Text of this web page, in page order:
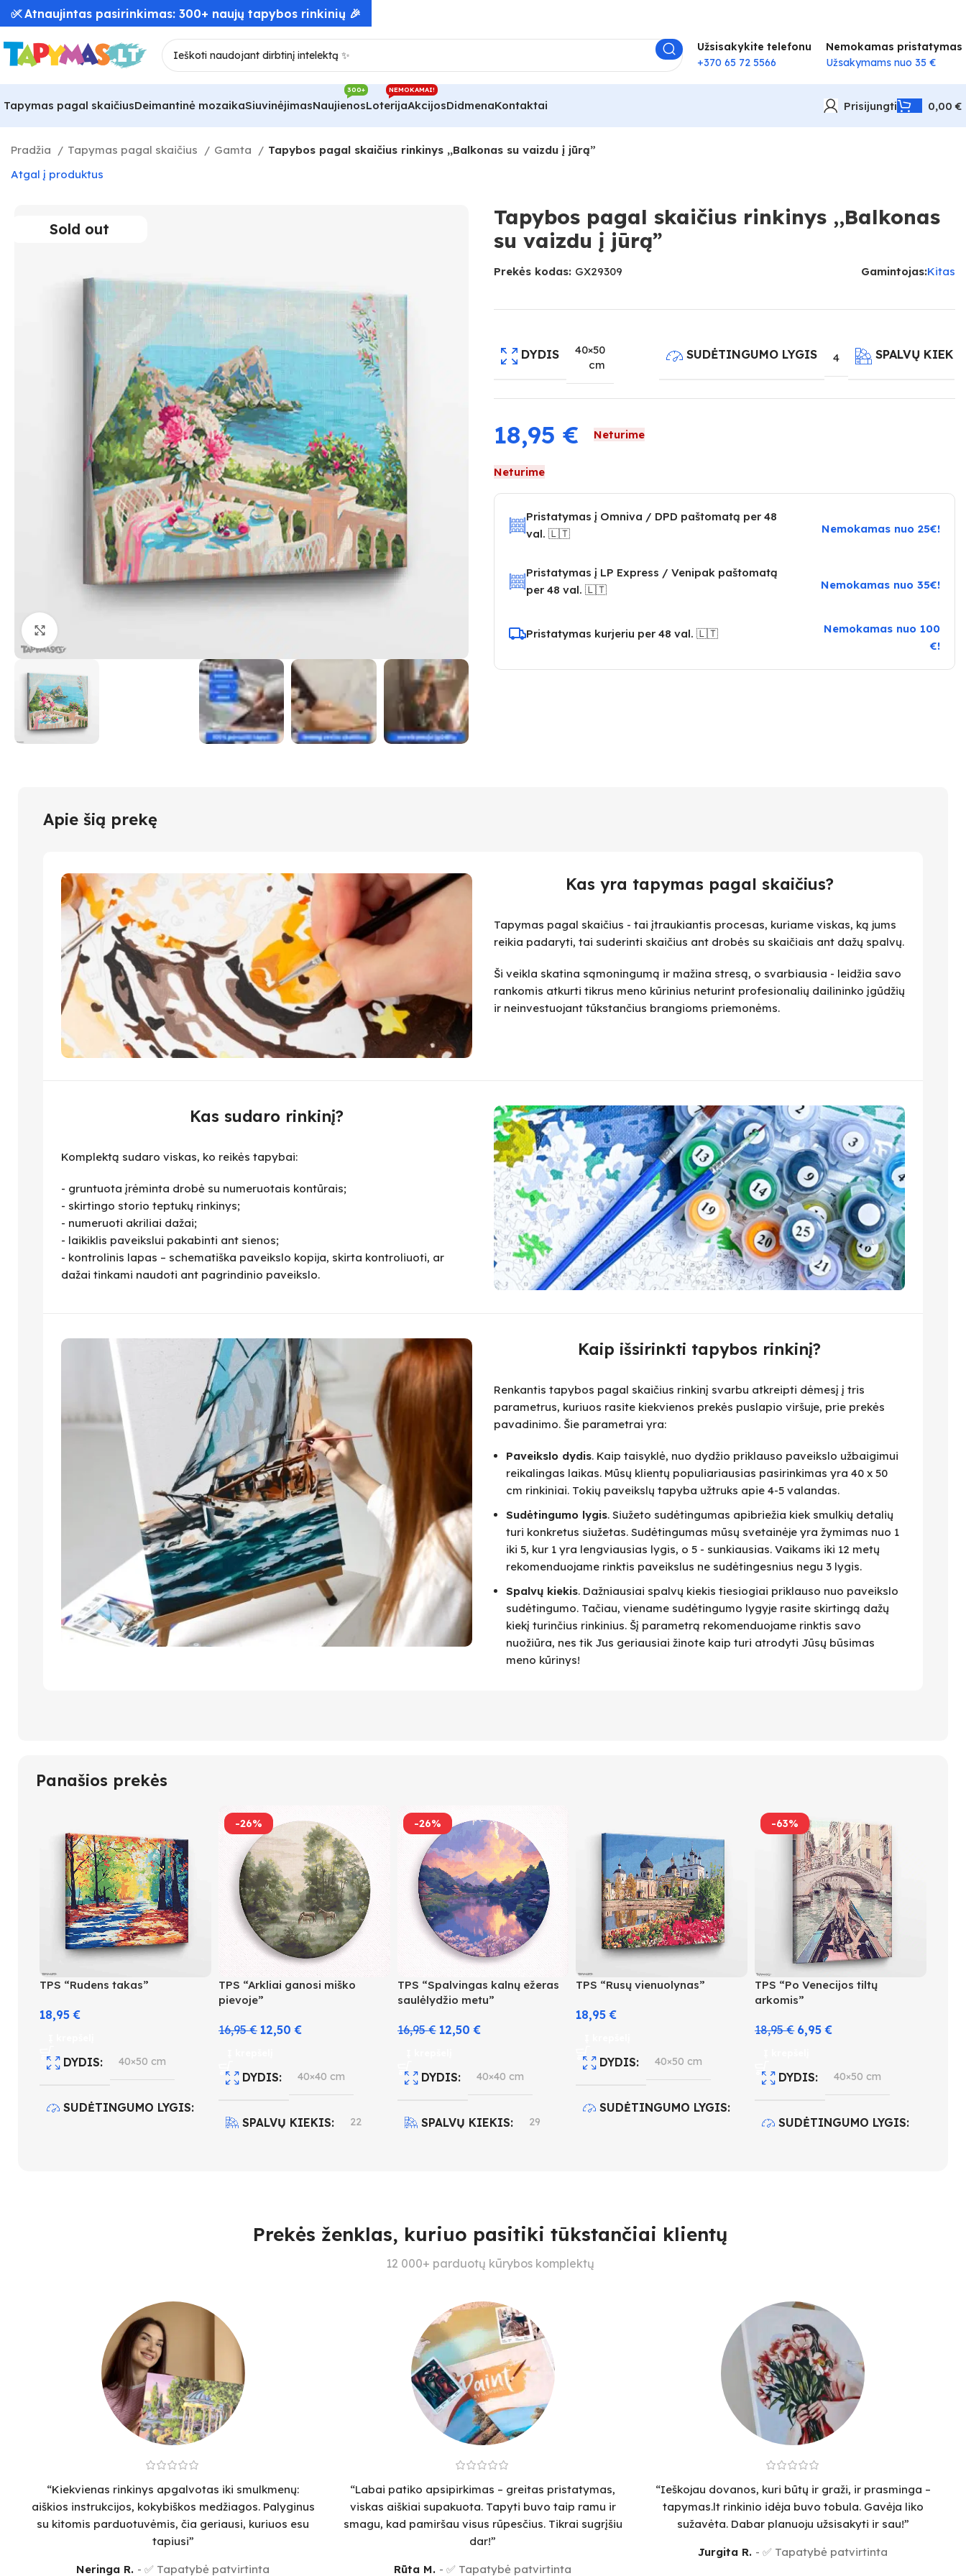
Užsisakykite telefonu
+370 65 72 5566
Nemokamas pristatymas
Užsakymams nuo 35 €
Tapymas pagal skaičiusDeimantinė mozaikaSiuvinėjimasNaujienos
300+
Loterija
NEMOKAMAI!
AkcijosDidmenaKontaktai Prisijungti 0,00€
Pradžia Tapymas pagal skaičius Gamta
Tapybos pagal skaičius rinkinys ,,Balkonas su vaizdu į jūrą”
Atgal į produktus
Sold out
Tapybos pagal skaičius rinkinys ,,Balkonas
su vaizdu į jūrą”
Prekės kodas: GX29309 Gamintojas:Kitas
DYDIS
40×50
cm
SUDĖTINGUMO LYGIS 4 SPALVŲ KIEKIS
18,95 € Neturime
Neturime
Pristatymas į Omniva / DPD paštomatą per 48
val. 🇱🇹
Nemokamas nuo 25€!
Pristatymas į LP Express / Venipak paštomatą
per 48 val. 🇱🇹
Nemokamas nuo 35€!
Pristatymas kurjeriu per 48 val. 🇱🇹
Nemokamas nuo 100
€!
Apie šią prekę
Kas yra tapymas pagal skaičius?
Tapymas pagal skaičius - tai įtraukiantis procesas, kuriame viskas, ką jums
reikia padaryti, tai suderinti skaičius ant drobės su skaičiais ant dažų spalvų.
Ši veikla skatina sąmoningumą ir mažina stresą, o svarbiausia - leidžia savo
rankomis atkurti tikrus meno kūrinius neturint profesionalių dailininko įgūdžių
ir neinvestuojant tūkstančius brangioms priemonėms.
Kas sudaro rinkinį?
Komplektą sudaro viskas, ko reikės tapybai:
- gruntuota įrėminta drobė su numeruotais kontūrais;
- skirtingo storio teptukų rinkinys;
- numeruoti akriliai dažai;
- laikiklis paveikslui pakabinti ant sienos;
- kontrolinis lapas – schematiška paveikslo kopija, skirta kontroliuoti, ar
dažai tinkami naudoti ant pagrindinio paveikslo.
Kaip išsirinkti tapybos rinkinį?
Renkantis tapybos pagal skaičius rinkinį svarbu atkreipti dėmesį į tris
parametrus, kuriuos rasite kiekvienos prekės puslapio viršuje, prie prekės
pavadinimo. Šie parametrai yra:
Paveikslo dydis. Kaip taisyklė, nuo dydžio priklauso paveikslo užbaigimui
reikalingas laikas. Mūsų klientų populiariausias pasirinkimas yra 40 x 50
cm rinkiniai. Tokių paveikslų tapyba užtruks apie 4-5 valandas.
Sudėtingumo lygis. Siužeto sudėtingumas apibriežia kiek smulkių detalių
turi konkretus siužetas. Sudėtingumas mūsų svetainėje yra žymimas nuo 1
iki 5, kur 1 yra lengviausias lygis, o 5 - sunkiausias. Vaikams iki 12 metų
rekomenduojame rinktis paveikslus ne sudėtingesnius negu 3 lygis.
Spalvų kiekis. Dažniausiai spalvų kiekis tiesiogiai priklauso nuo paveikslo
sudėtingumo. Tačiau, viename sudėtingumo lygyje rasite skirtingą dažų
kiekį turinčius rinkinius. Šį parametrą rekomenduojame rinktis savo
nuožiūra, nes tik Jus geriausiai žinote kaip turi atrodyti Jūsų būsimas
meno kūrinys!
Panašios prekės
TPS “Rudens takas”
18,95€
DYDIS 40×50 cm
SUDĖTINGUMO LYGIS
-26%
TPS “Arkliai ganosi miško
pievoje”
16,95€ 12,50€
DYDIS 40×40 cm
SPALVŲ KIEKIS 22
-26%
TPS “Spalvingas kalnų ežeras
saulėlydžio metu”
16,95€ 12,50€
DYDIS 40×40 cm
SPALVŲ KIEKIS 29
TPS “Rusų vienuolynas”
18,95€
DYDIS 40×50 cm
SUDĖTINGUMO LYGIS
-63%
TPS “Po Venecijos tiltų
arkomis”
18,95€ 6,95€
DYDIS 40×50 cm
SUDĖTINGUMO LYGIS
Prekės ženklas, kuriuo pasitiki tūkstančiai klientų
12 000+ parduotų kūrybos komplektų
“Kiekvienas rinkinys apgalvotas iki smulkmenų:
aiškios instrukcijos, kokybiškos medžiagos. Palyginus
su kitomis parduotuvėmis, čia geriausi, kuriuos esu
tapiusi”
Neringa R. ✅ Tapatybė patvirtinta
“Labai patiko apsipirkimas – greitas pristatymas,
viskas aiškiai supakuota. Tapyti buvo taip ramu ir
smagu, kad pamiršau visus rūpesčius. Tikrai sugrįšiu
dar!”
Rūta M. ✅ Tapatybė patvirtinta
“Ieškojau dovanos, kuri būtų ir graži, ir prasminga –
tapymas.lt rinkinio idėja buvo tobula. Gavėja liko
sužavėta. Dabar planuoju užsisakyti ir sau!”
Jurgita R. ✅ Tapatybė patvirtinta
✅ Atnaujintas pasirinkimas: 300+ naujų tapybos rinkinių 🎉